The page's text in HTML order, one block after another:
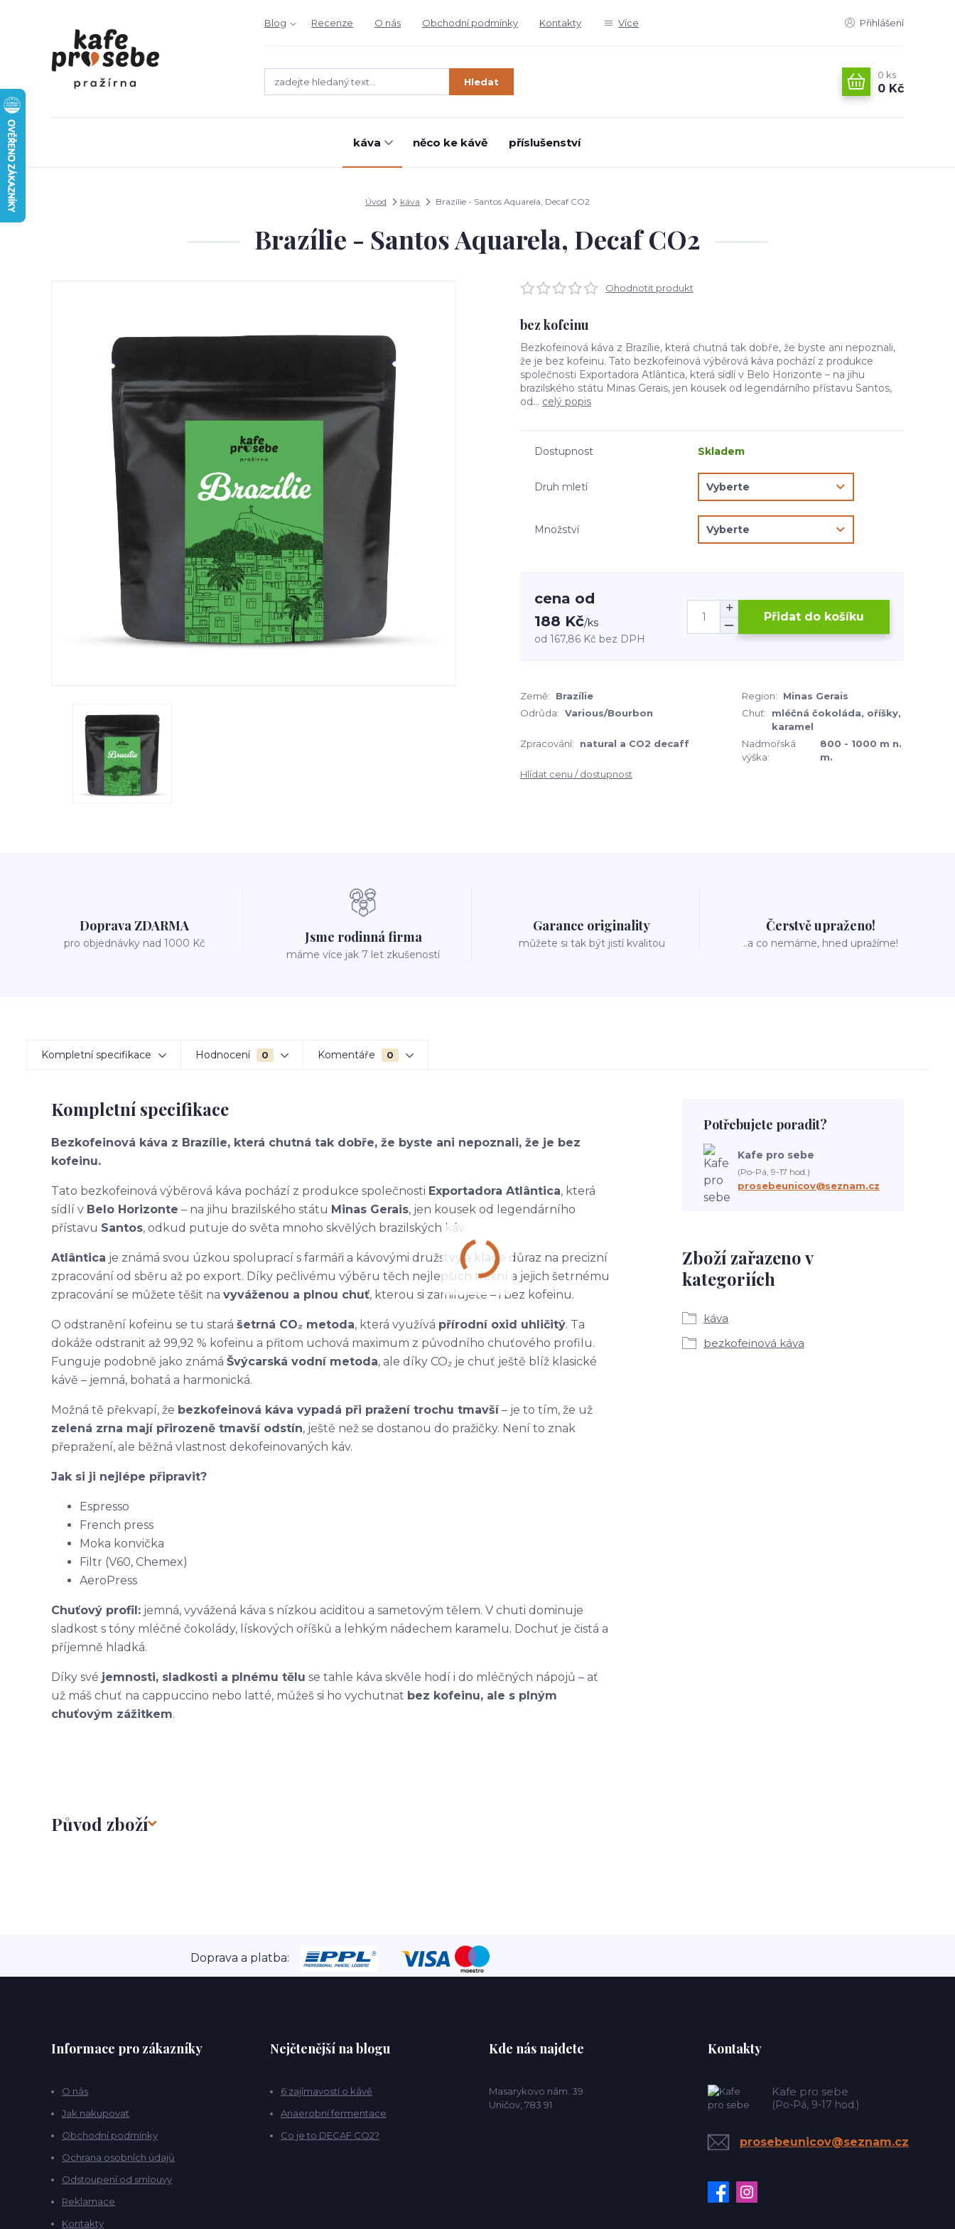
Blog Recenze O nás Obchodní podmínky Kontakty Více Přihlášení
Hledat
0 ks
0 Kč
káva něco ke kávě příslušenství
Úvod káva Brazílie - Santos Aquarela, Decaf CO2
Brazílie - Santos Aquarela, Decaf CO2
Ohodnotit produkt
bez kofeinu
Bezkofeinová káva z Brazílie, která chutná tak dobře, že byste ani nepoznali,
že je bez kofeinu. Tato bezkofeinová výběrová káva pochází z produkce
společnosti Exportadora Atlântica, která sídlí v Belo Horizonte – na jihu
brazilského státu Minas Gerais, jen kousek od legendárního přístavu Santos,
od... celý popis
Dostupnost Skladem
Druh mletí
Množství
cena od
188 Kč/ks
od 167,86 Kč bez DPH
Přidat do košíku
Země: Brazílie Region:
Minas Gerais
Odrůda: Various/Bourbon Chuť:
mléčná čokoláda, oříšky,
karamel
Zpracování:
natural a CO2 decaff
Nadmořská
výška:
800 - 1000 m n.
m.
Hlídat cenu / dostupnost
Doprava ZDARMA
pro objednávky nad 1000 Kč Jsme rodinná firma
máme více jak 7 let zkušeností
Garance originality
můžete si tak být jistí kvalitou
Čerstvě upraženo!
..a co nemáme, hned upražíme!
Kompletní specifikace Hodnocení 0 Komentáře 0
Kompletní specifikace
Bezkofeinová káva z Brazílie, která chutná tak dobře, že byste ani nepoznali, že je bez
kofeinu.
Tato bezkofeinová výběrová káva pochází z produkce společnosti Exportadora Atlântica, která
sídlí v Belo Horizonte – na jihu brazilského státu Minas Gerais, jen kousek od legendárního
přístavu Santos, odkud putuje do světa mnoho skvělých brazilských káv.
Atlântica je známá svou úzkou spoluprací s farmáři a kávovými družstvy a klade důraz na precizní
zpracování od sběru až po export. Díky pečlivému výběru těch nejlepších třešní a jejich šetrnému
zpracování se můžete těšit na vyváženou a plnou chuť, kterou si zamilujete – i bez kofeinu.
O odstranění kofeinu se tu stará šetrná CO₂ metoda, která využívá přírodní oxid uhličitý. Ta
dokáže odstranit až 99,92 % kofeinu a přitom uchová maximum z původního chuťového profilu.
Funguje podobně jako známá Švýcarská vodní metoda, ale díky CO₂ je chuť ještě blíž klasické
kávě – jemná, bohatá a harmonická.
Možná tě překvapí, že bezkofeinová káva vypadá při pražení trochu tmavší– je to tím, že už
zelená zrna mají přirozeně tmavší odstín, ještě než se dostanou do pražičky. Není to znak
přepražení, ale běžná vlastnost dekofeinovaných káv.
Jak si ji nejlépe připravit?
Espresso
French press
Moka konvička
Filtr (V60, Chemex)
AeroPress
Chuťový profil: jemná, vyvážená káva s nízkou aciditou a sametovým tělem. V chuti dominuje
sladkost s tóny mléčné čokolády, lískových oříšků a lehkým nádechem karamelu. Dochuť je čistá a
příjemně hladká.
Díky své jemnosti, sladkosti a plnému tělu se tahle káva skvěle hodí i do mléčných nápojů – ať
už máš chuť na cappuccino nebo latté, můžeš si ho vychutnat bez kofeinu, ale s plným
chuťovým zážitkem.
Původ zboží
Zboží zařazeno v
kategoriích
káva
bezkofeinová káva
Potřebujete poradit?
Kafe pro sebe
(Po-Pá, 9-17 hod.)
prosebeunicov@seznam.cz
Doprava a platba:
Informace pro zákazníky
O nás
Jak nakupovat
Obchodní podmínky
Ochrana osobních údajů
Odstoupení od smlouvy
Reklamace
Kontakty
Nejčtenější na blogu
6 zajímavostí o kávě
Anaerobní fermentace
Co je to DECAF CO2?
Kde nás najdete
Masarykovo nám. 39
Uničov, 783 91
Kontakty
Kafe pro sebe
(Po-Pá, 9-17 hod.)
prosebeunicov@seznam.cz